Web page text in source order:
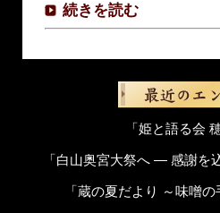
続きを読む
「姫と語る会
「白山奥宮大祭へ ― 感謝を
「蔵の夏だより ～味噌